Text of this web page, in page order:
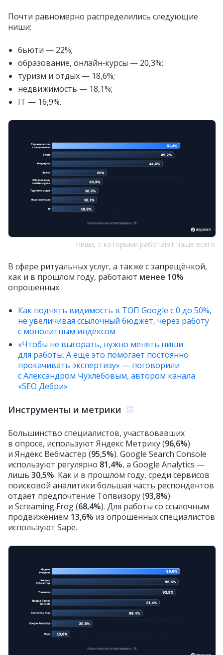
Почти равномерно распределились следующие
ниши:
бьюти — 22%;
образование, онлайн‑курсы — 20,3%;
туризм и отдых — 18,6%;
недвижимость — 18,1%;
IT — 16,9%.
Ниши, с которыми работают чаще всего
В сфере ритуальных услуг, а также с запрещёнкой,
как и в прошлом году, работают менее 10%
опрошенных.
Как поднять видимость в ТОП Google c 0 до 50%,
не увеличивая ссылочный бюджет, через работу
с монолитным индексом
«Чтобы не выгорать, нужно менять ниши
для работы. А ещё это помогает постоянно
прокачивать экспертизу» — поговорили
с Александром Чухлебовым, автором канала
«SEO Дебри»
Инструменты и метрики
Большинство специалистов, участвовавших
в опросе, используют Яндекс Метрику (96,6%)
и Яндекс Вебмастер (95,5%). Google Search Console
используют регулярно 81,4%, а Google Analytics —
лишь 30,5%. Как и в прошлом году, среди сервисов
поисковой аналитики большая часть респондентов
отдаёт предпочтение Топвизору (93,8%)
и Screaming Frog (68,4%). Для работы со ссылочным
продвижением 13,6% из опрошенных специалистов
используют Sape.